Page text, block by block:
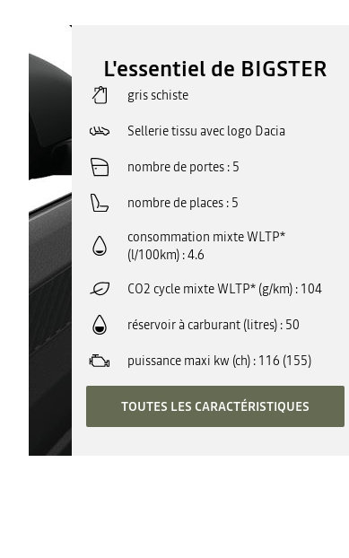
L'essentiel de BIGSTER
gris schiste
Sellerie tissu avec logo Dacia
nombre de portes 5
nombre de places 5
consommation mixte WLTP*
(l/100km) 4.6
CO2 cycle mixte WLTP* (g/km) 104
réservoir à carburant (litres) 50
puissance maxi kw (ch) 116 (155)
TOUTES LES CARACTÉRISTIQUES